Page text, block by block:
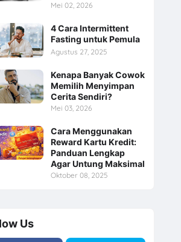
Mei 02, 2026
4 Cara Intermittent
Fasting untuk Pemula
Agustus 27, 2025
Kenapa Banyak Cowok
Memilih Menyimpan
Cerita Sendiri?
Mei 03, 2026
Cara Menggunakan
Reward Kartu Kredit:
Panduan Lengkap
Agar Untung Maksimal
Oktober 08, 2025
Us